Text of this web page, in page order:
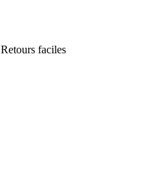
Retours faciles